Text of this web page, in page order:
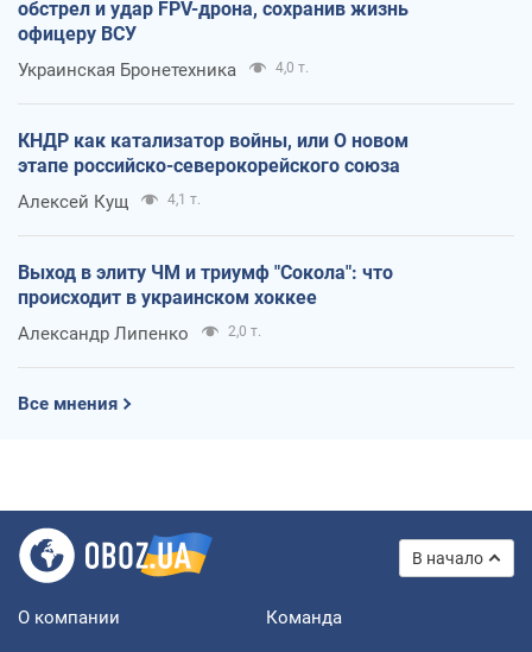
обстрел и удар FPV-дрона, сохранив жизнь
офицеру ВСУ
Украинская Бронетехника 4,0 т.
КНДР как катализатор войны, или О новом
этапе российско-северокорейского союза
Алексей Кущ 4,1 т.
Выход в элиту ЧМ и триумф "Сокола": что
происходит в украинском хоккее
Александр Липенко 2,0 т.
Все мнения
В начало
О компании Команда